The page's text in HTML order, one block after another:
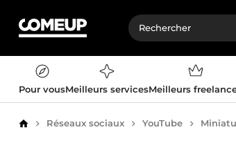
Pour vousMeilleurs servicesMeilleurs
AccueilRéseaux sociaux YouTube